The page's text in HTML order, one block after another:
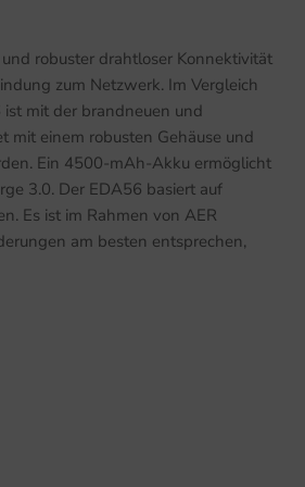
robuster drahtloser Konnektivität
zum Netzwerk. Im Vergleich
mit der brandneuen und
mit einem robusten Gehäuse und
Ein 4500-mAh-Akku ermöglicht
3.0. Der EDA56 basiert auf
Es ist im Rahmen von AER
am besten entsprechen,